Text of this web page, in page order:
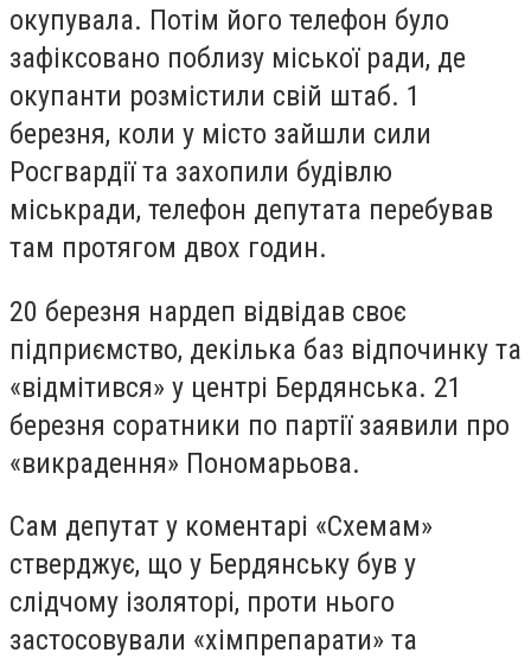
окупувала. Потім його телефон було
зафіксовано поблизу міської ради, де
окупанти розмістили свій штаб. 1
березня, коли у місто зайшли сили
Росгвардії та захопили будівлю
міськради, телефон депутата перебував
там протягом двох годин.
20 березня нардеп відвідав своє
підприємство, декілька баз відпочинку та
«відмітився» у центрі Бердянська. 21
березня соратники по партії заявили про
«викрадення» Пономарьова.
Сам депутат у коментарі «Схемам»
стверджує, що у Бердянську був у
слідчому ізоляторі, проти нього
застосовували «хімпрепарати» та